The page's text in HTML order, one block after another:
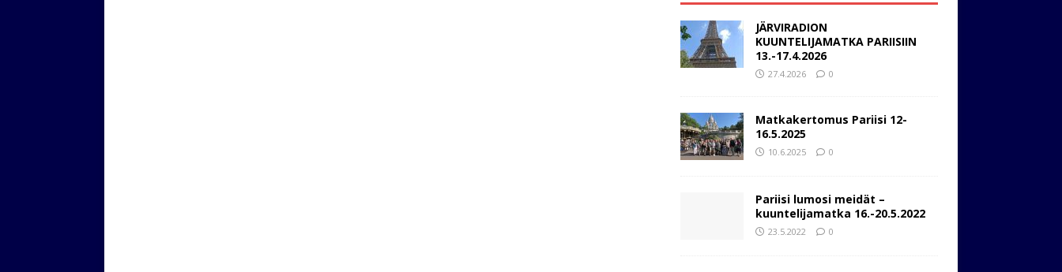
JÄRVIRADION
KUUNTELIJAMATKA PARIISIIN
13.-17.4.2026
27.4.2026 0
Matkakertomus Pariisi 12-
16.5.2025
10.6.2025 0
Pariisi lumosi meidät –
kuuntelijamatka 16.-20.5.2022
23.5.2022 0